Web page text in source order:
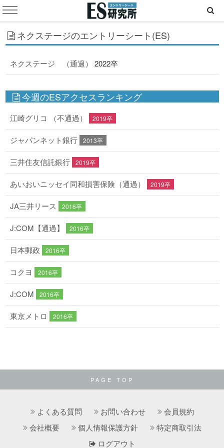
ネクステージのエントリーシート(ES)
ネクステージ （通過） 2022卒
今週のESアクセスランキング
江崎グリコ （不通過） 2019卒
ジャパンネット銀行 2013卒
三井住友信託銀行 2019卒
あいおいニッセイ同和損害保険（通過） 2019卒
JA三井リース 2016卒
J:COM【通過】 2016卒
日本郵政 2016卒
コクヨ 2016卒
J:COM 2016卒
東京メトロ 2016卒
PAGE TOP
よくある質問 お問い合わせ
会員規約
会社概要
個人情報保護方針
特定商取引法
ログアウト